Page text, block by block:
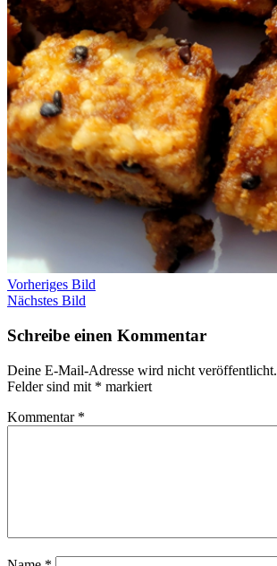
Vorheriges Bild
Nächstes Bild
Schreibe einen Kommentar
Deine E-Mail-Adresse wird nicht veröffentlicht.
Felder sind mit * markiert
Kommentar *